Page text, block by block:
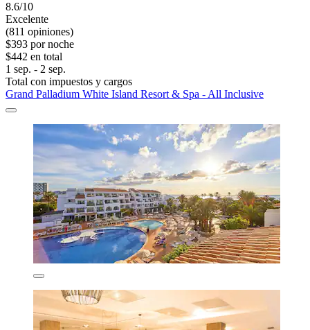
8.6/10
Excelente
(811 opiniones)
$393 por noche
$442 en total
1 sep. - 2 sep.
Total con impuestos y cargos
Grand Palladium White Island Resort & Spa - All Inclusive